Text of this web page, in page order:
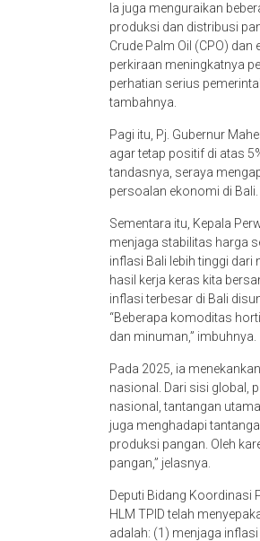
Ia juga menguraikan
produksi dan distribusi
Crude Palm Oil (CPO)
perkiraan meningkatnya
perhatian serius
tambahnya.
Pagi itu, Pj. Gubernur
agar tetap positif di atas
tandasnya, seraya
persoalan ekonomi di Bali.
Sementara itu, Kepala
menjaga stabilitas harga
inflasi Bali lebih tinggi
hasil kerja keras kita
inflasi terbesar di Bali
“Beberapa komoditas
dan minuman,” imbuhnya.
Pada 2025, ia
nasional. Dari sisi global,
nasional, tantangan
juga menghadapi
produksi pangan. Oleh
pangan,” jelasnya.
Deputi Bidang Koordinasi
HLM TPID telah
adalah: (1) menjaga